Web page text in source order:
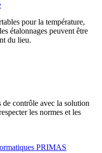
pour la température,
étalonnages peuvent être
du lieu.
contrôle avec la solution
les normes et les
PRIMAS